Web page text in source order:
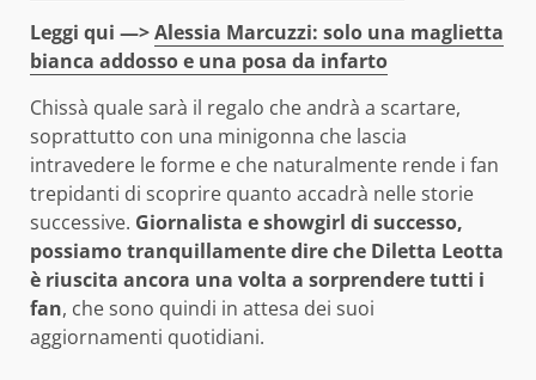
Leggi qui —>Alessia Marcuzzi: solo una maglietta
bianca addosso e una posa da infarto
Chissà quale sarà il regalo che andrà a scartare,
soprattutto con una minigonna che lascia
intravedere le forme e che naturalmente rende i fan
trepidanti di scoprire quanto accadrà nelle storie
successive. Giornalista e showgirl di successo,
possiamo tranquillamente dire che Diletta Leotta
è riuscita ancora una volta a sorprendere tutti i
fan, che sono quindi in attesa dei suoi
aggiornamenti quotidiani.